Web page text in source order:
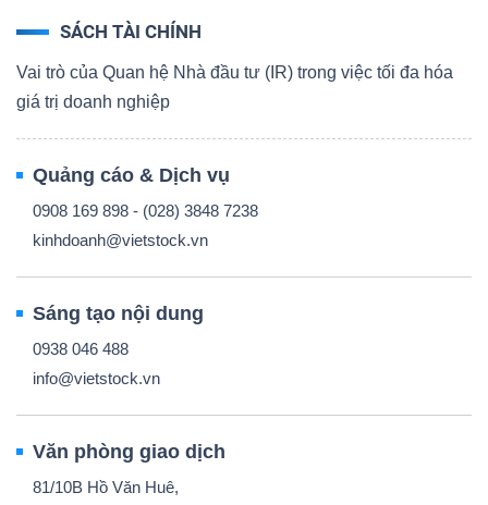
SÁCH TÀI CHÍNH
Vai trò của Quan hệ Nhà đầu tư (IR) trong việc tối đa hóa
giá trị doanh nghiệp
Quảng cáo & Dịch vụ
0908 169 898 - (028) 3848 7238
kinhdoanh@vietstock.vn
Sáng tạo nội dung
0938 046 488
info@vietstock.vn
Văn phòng giao dịch
81/10B Hồ Văn Huê,